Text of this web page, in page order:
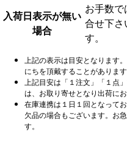
入荷日表示が無い
場合
お手数
合せ下さ
す。
上記の表示は目安となります
にちを頂戴することがあります
上記目安は「１注文」「１点
は、お取り寄せとなり出荷に
在庫連携は１日１回となって
欠品の場合もございます。お
す。